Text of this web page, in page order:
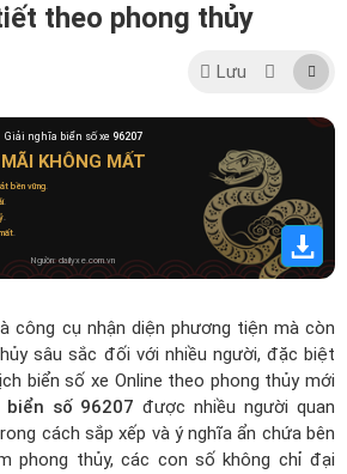
theo phong thủy
Lưu
Giải nghĩa biển số xe 96207
MÃI KHÔNG MẤT
bền vững.
.
.
.
Nguồn: dailyxe.com.vn
công cụ nhận diện phương tiện mà còn
sâu sắc đối với nhiều người, đặc biệt
biển số xe Online theo phong thủy mới
biển số 96207 được nhiều người quan
cách sắp xếp và ý nghĩa ẩn chứa bên
phong thủy, các con số không chỉ đại